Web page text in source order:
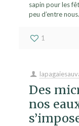
sapin pour les
peu d’entre
1
Des
nos